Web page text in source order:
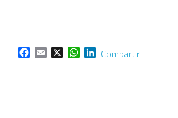
Facebook
EmailX WhatsApp
LinkedIn
Compartir